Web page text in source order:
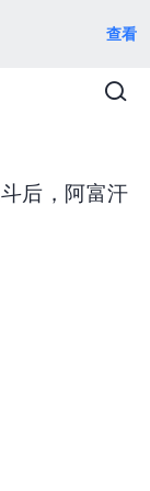
查看
后，阿富汗